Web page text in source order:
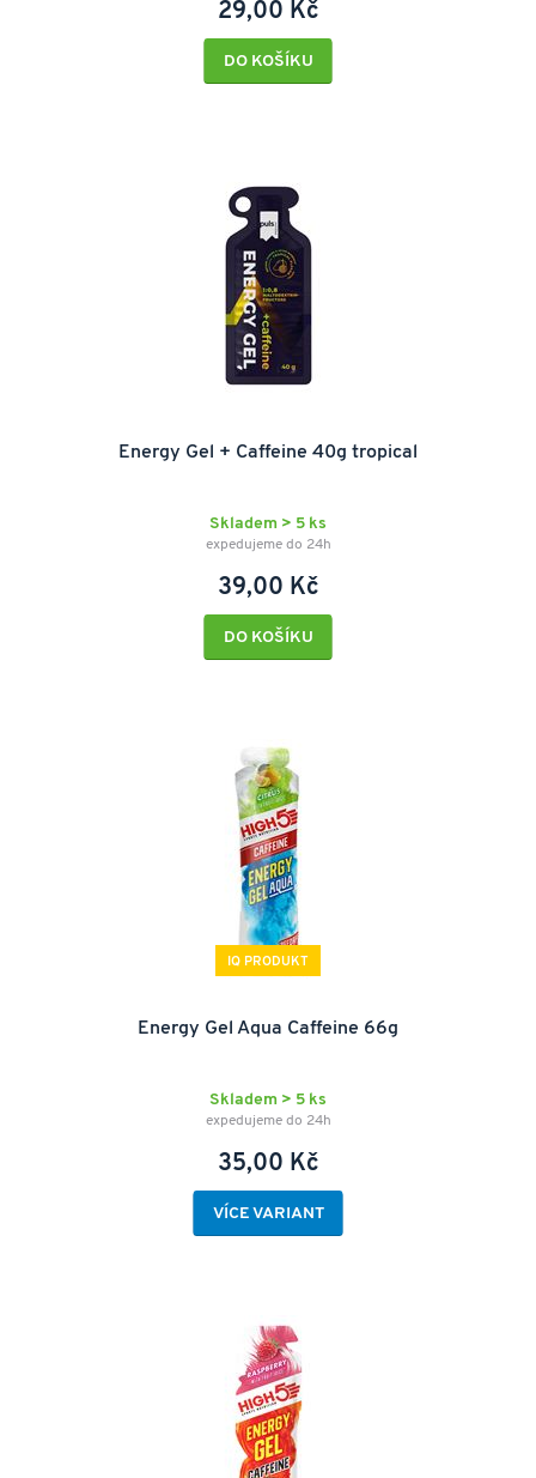
29,00 Kč
DO KOŠÍKU
Energy Gel + Caffeine 40g tropical
Skladem > 5 ks
expedujeme do 24h
39,00 Kč
DO KOŠÍKU
IQ PRODUKT
Energy Gel Aqua Caffeine 66g
Skladem > 5 ks
expedujeme do 24h
35,00 Kč
VÍCE VARIANT